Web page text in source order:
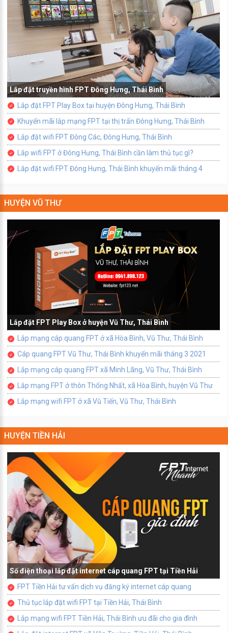
Lắp đặt truyền hình FPT Đông Hưng, Thái Bình
Lắp đặt FPT Play Box tại huyện Đông Hưng, Thái Bình
Khuyến mãi lắp mạng FPT tại thị trấn Đông Hưng, Thái Bình
Lắp đặt wifi FPT Đông Các, Đông Hưng, Thái Bình
Lắp wifi FPT ở Đông Hưng, Thái Bình cần làm thủ tục gì?
Lắp đặt wifi FPT Đông Hưng, Thái Bình khuyến mãi tháng 4
HUYỆN VŨ THƯ
Lắp đặt FPT Play Box ở huyện Vũ Thư, Thái Bình
Lắp mạng cáp quang FPT ở xã Hòa Bình, Vũ Thư, Thái Bình
Cáp quang FPT Vũ Thư, Thái Bình khuyến mãi tháng 3 2021
Lắp mạng cáp quang FPT xã Minh Lãng, Vũ Thư, Thái Bình
Lắp mạng FPT ở thôn Thống Nhất, xã Hòa Bình, huyện Vũ Thư
Lắp mạng wifi FPT ở xã Vũ Tiến, Vũ Thư, Thái Bình
HUYỆN TIỀN HẢI
Số điện thoại lắp đặt internet cáp quang FPT tại Tiền Hải
FPT Tiền Hải tư vấn dịch vụ đăng ký internet cáp quang
Thủ tục lắp đặt wifi FPT tại Tiền Hải, Thái Bình
Lắp mạng wifi FPT Tiền Hải, Thái Bình ưu đãi cho gia đình